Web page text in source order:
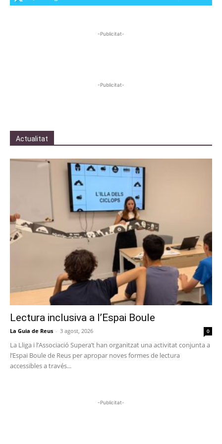
-Publicitat-
-Publicitat-
Actualitat
Lectura inclusiva a l’Espai Boule
La Guia de Reus - 3 agost, 2026 0
La Lliga i l’Associació Supera’t han organitzat una activitat conjunta a
l’Espai Boule de Reus per apropar noves formes de lectura
accessibles a través...
-Publicitat-